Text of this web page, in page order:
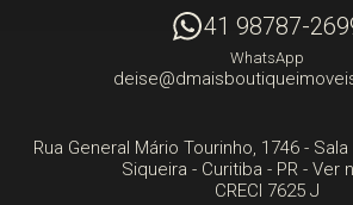
41 98787-
WhatsApp
Rua General Mário Tourinho, 1746 - Sala
Siqueira - Curitiba - PR- Ver
CRECI 7625 J